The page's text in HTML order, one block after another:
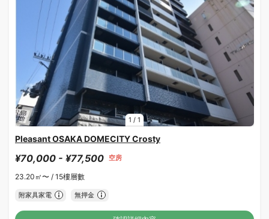
1 / 1
Pleasant OSAKA DOMECITY Crosty
¥70,000 - ¥77,500 空房
23.20㎡〜 / 15樓層數
附家具家電 無押金